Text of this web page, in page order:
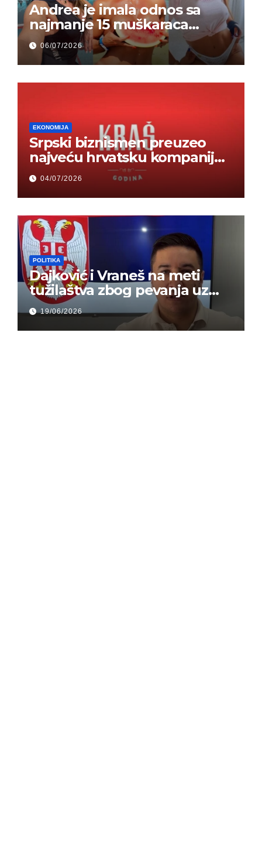
Andrea je imala odnos sa
najmanje 15 muškaraca
odjednom – „Doktor mi je
rekao…“ (FOTO)
06/07/2026
EKONOMIJA
Srpski biznismen preuzeo
najveću hrvatsku kompaniju i
ponos zemlje – Hrvati ne
mogu da veruju
04/07/2026
POLITIKA
Dajković i Vraneš na meti
tužilaštva zbog pevanja uz
gusle
19/06/2026